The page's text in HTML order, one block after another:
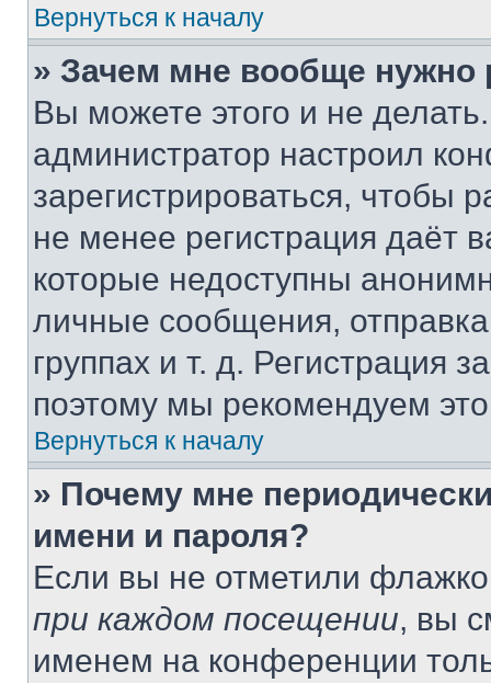
Вернуться к началу
» Зачем мне вообще нужно
Вы можете этого и не
администратор настроил
зарегистрироваться, чтобы
не менее регистрация даёт
которые недоступны
личные сообщения,
группах и т. д. Регистрация
поэтому мы рекомендуем
Вернуться к началу
» Почему мне
имени и пароля?
Если вы не отметили
при каждом посещении, вы
именем на конференции